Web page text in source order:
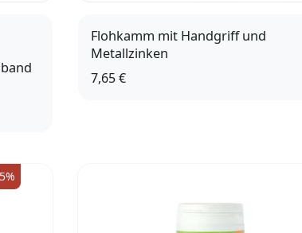
Flohkamm mit Handgriff und
Metallzinken
7,65 €